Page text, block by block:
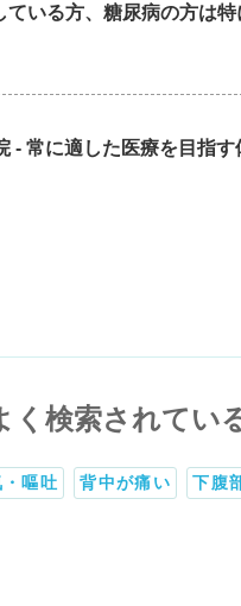
いる方、糖尿病の方は
- 常に適した医療を目指
く検索されてい
・嘔吐 背中が痛い 下腹